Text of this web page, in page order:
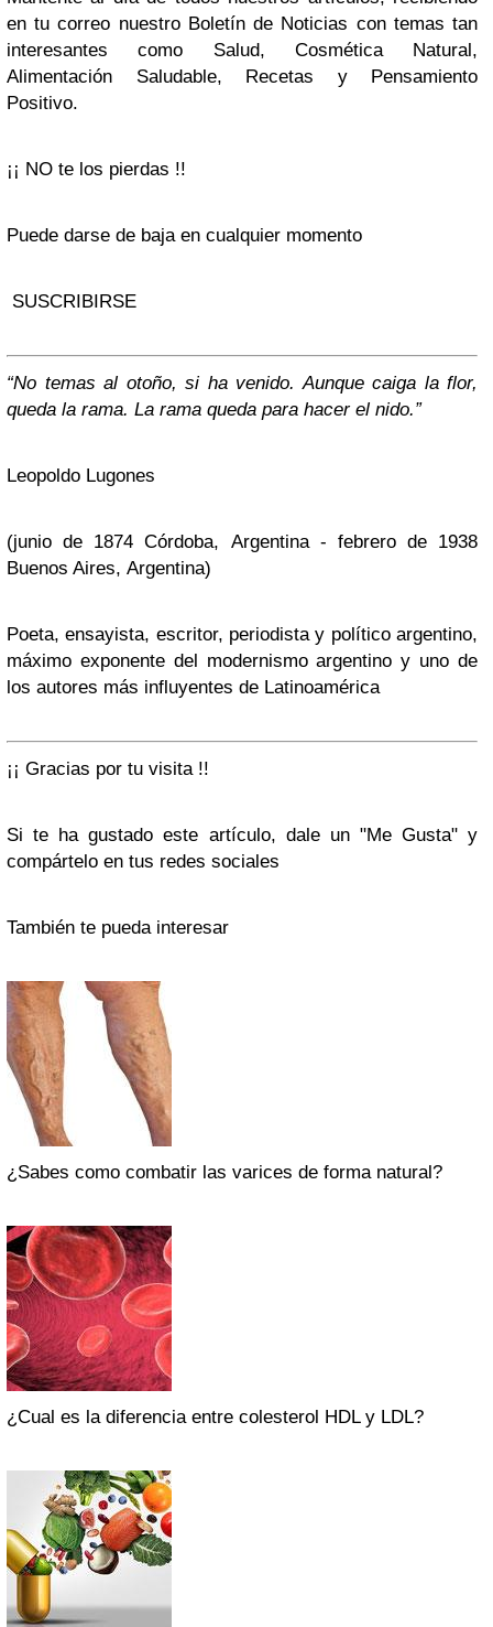
en tu correo nuestro Boletín de Noticias con temas tan
interesantes como Salud, Cosmética Natural,
Alimentación Saludable, Recetas y Pensamiento
Positivo.
¡¡ NO te los pierdas !!
Puede darse de baja en cualquier momento
SUSCRIBIRSE
“No temas al otoño, si ha venido. Aunque caiga la flor,
queda la rama. La rama queda para hacer el nido.”
Leopoldo Lugones
(junio de 1874 Córdoba, Argentina - febrero de 1938
Buenos Aires, Argentina)
Poeta, ensayista, escritor, periodista y político argentino,
máximo exponente del modernismo argentino y uno de
los autores más influyentes de Latinoamérica
¡¡ Gracias por tu visita !!
Si te ha gustado este artículo, dale un "Me Gusta" y
compártelo en tus redes sociales
También te pueda interesar
¿Sabes como combatir las varices de forma natural?
¿Cual es la diferencia entre colesterol HDL y LDL?